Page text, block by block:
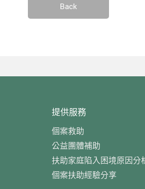
Back
提供服務
個案救助
公益團體補助
扶助家庭陷入困境原因分
個案扶助經驗分享